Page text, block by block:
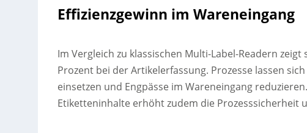
Effizienzgewinn im Wareneingang
Im Vergleich zu klassischen Multi-Label-Readern
Prozent bei der Artikelerfassung. Prozesse lassen
einsetzen und Engpässe im Wareneingang
Etiketteninhalte erhöht zudem die Prozesssicherheit